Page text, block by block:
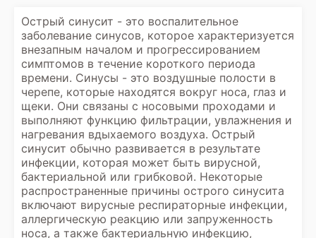
Острый синусит - это воспалительное
заболевание синусов, которое характеризуется
внезапным началом и прогрессированием
симптомов в течение короткого периода
времени. Синусы - это воздушные полости в
черепе, которые находятся вокруг носа, глаз и
щеки. Они связаны с носовыми проходами и
выполняют функцию фильтрации, увлажнения и
нагревания вдыхаемого воздуха. Острый
синусит обычно развивается в результате
инфекции, которая может быть вирусной,
бактериальной или грибковой. Некоторые
распространенные причины острого синусита
включают вирусные респираторные инфекции,
аллергическую реакцию или запруженность
носа, а также бактериальную инфекцию,